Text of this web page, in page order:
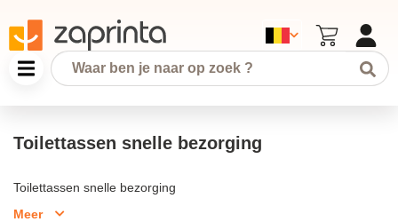
Toilettassen snelle bezorging
Toilettassen snelle bezorging
Meer